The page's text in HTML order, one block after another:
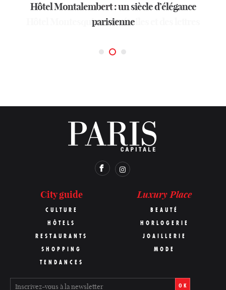
5 ÉTOILES
Hôtel Montesquieu, des étoiles et des lettres
Hôtel Montalembert : un siècle d’élégance
parisienne
5 ÉTOILES
Bvlgari Hotel Paris
City guide
CULTURE
HÔTELS
RESTAURANTS
SHOPPING
TENDANCES
Luxury Place
BEAUTÉ
HORLOGERIE
JOAILLERIE
MODE
OK